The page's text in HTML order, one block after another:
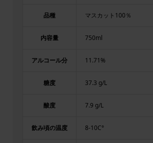
品種 マスカット100％
内容量 750ml
アルコール分 11.71%
糖度 37.3 g/L
酸度 7.9 g/L
飲み頃の温度 8-10C°